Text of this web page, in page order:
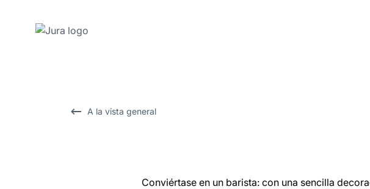
A la vista general
Conviértase en un barista: con una sencilla